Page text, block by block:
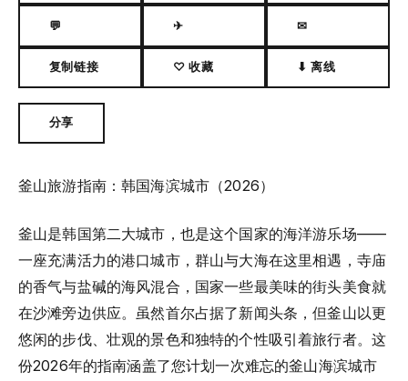
💬 ✈ ✉
复制链接 ♡ 收藏 ⬇ 离线
分享
釜山旅游指南：韩国海滨城市（2026）
釜山是韩国第二大城市，也是这个国家的海洋游乐场——
一座充满活力的港口城市，群山与大海在这里相遇，寺庙
的香气与盐碱的海风混合，国家一些最美味的街头美食就
在沙滩旁边供应。虽然首尔占据了新闻头条，但釜山以更
悠闲的步伐、壮观的景色和独特的个性吸引着旅行者。这
份2026年的指南涵盖了您计划一次难忘的釜山海滨城市